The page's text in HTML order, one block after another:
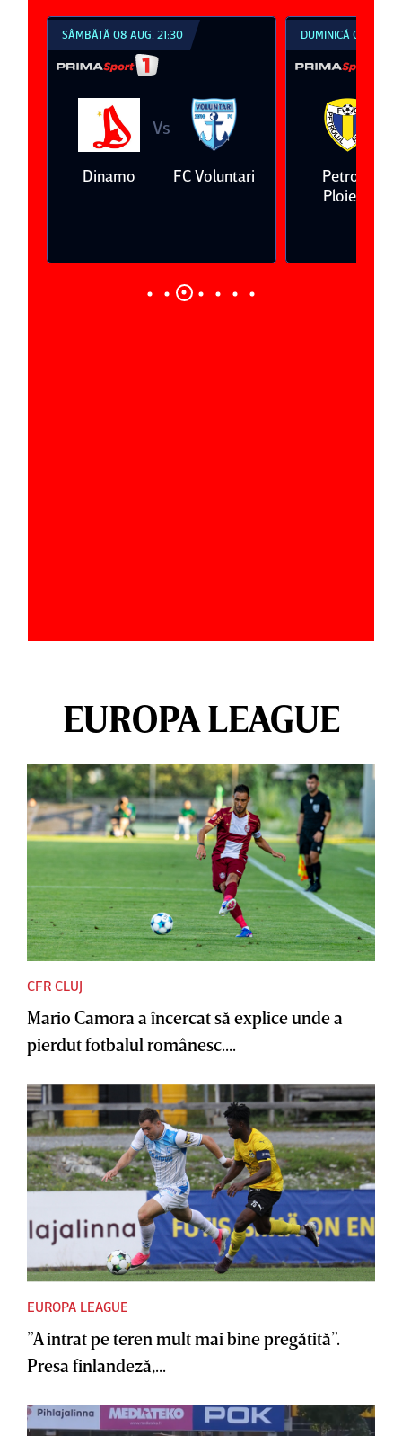
SÂMBĂTĂ 08 AUG, 21:30
Dinamo
Vs
FC Voluntari
DUMINICĂ 09 AUG,
Petrolul
Ploieşti
EUROPA LEAGUE
CFR CLUJ
Mario Camora a încercat să explice unde a
pierdut fotbalul românesc....
EUROPA LEAGUE
”A intrat pe teren mult mai bine pregătită”.
Presa finlandeză,...